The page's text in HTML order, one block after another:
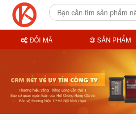
ĐỔI MÃ SẢN PHẨM